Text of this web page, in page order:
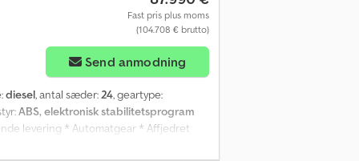
Fast pris plus moms
(104.708 € brutto)
Send anmodning
diesel, antal sæder: 24, geartype:
ABS, elektronisk stabilitetsprogram
levering * Automatgear * Affjedret
Tkns Ah Sof * 24 siddepladser * Plads